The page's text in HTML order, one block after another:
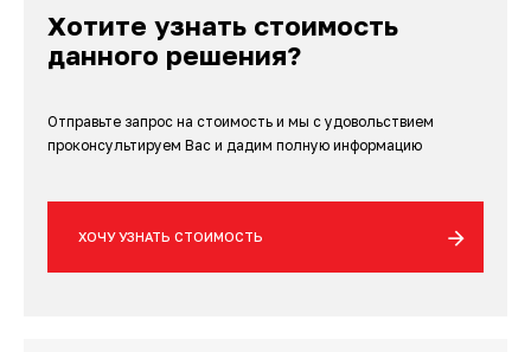
Хотите узнать стоимость
данного решения?
Отправьте запрос на стоимость и мы с удовольствием
проконсультируем Вас и дадим полную информацию
ХОЧУ УЗНАТЬ СТОИМОСТЬ
3D-сканеры для измерительных
ПО Volume Graphics
ПО TubeShaper
ПО GOM